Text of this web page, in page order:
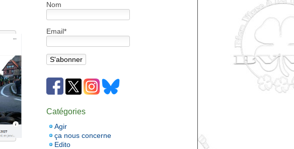
Nom
Email*
Catégories
Agir
ça nous concerne
Edito